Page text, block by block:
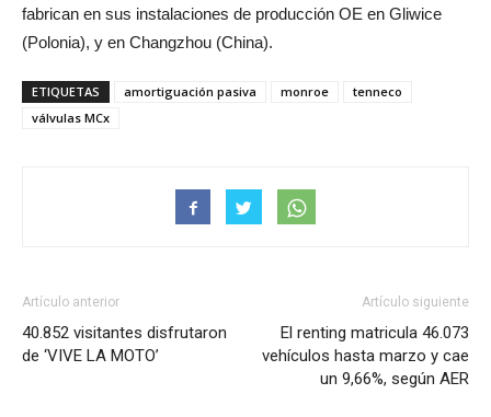
fabrican en sus instalaciones de producción OE en Gliwice
(Polonia), y en Changzhou (China).
ETIQUETAS amortiguación pasiva monroe
tenneco
válvulas MCx
Artículo anterior
40.852 visitantes disfrutaron
de ‘VIVE LA MOTO’
Artículo siguiente
El renting matricula 46.073
vehículos hasta marzo y cae
un 9,66%, según AER